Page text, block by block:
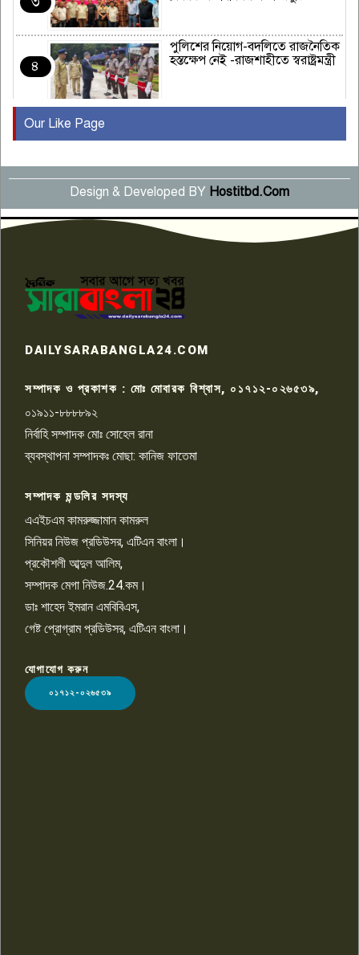
৪
পুলিশের নিয়োগ-বদলিতে রাজনৈতিক
হস্তক্ষেপ নেই -রাজশাহীতে স্বরাষ্ট্রমন্ত্রী
৫
বছর পূর্তি উদযাপন
৬
সংবাদ সম্মেলনে অভিযোগ অস্বীকার
উদ্দেশ্য প্রণোদিত সংবাদ প্রকাশের
প্রতিবাদ নাজির হাসানের
৭
কেটে ঘরে ঢুকে স্কুল শিক্ষিকাকে হত্যা
টয়লেটের ট্যাংকি থেকে লাশ উদ্ধার
রাজশাহীতে সন্ত্রাসী হামলায় গুরুতর
৯
চাঁদাবাজি ও হয়রানির অভিযোগ
১০
Our Like Page
Design & Developed BY Hostitbd.Com
LOGO
DAILYSARABANGLA24.COM
সম্পাদক ও প্রকাশক : মোঃ মোবারক বিশ্বাস, ০১৭১২-০২৬৫৩৯,
০১৯১১-৮৮৮৮৯২
নির্বাহি সম্পাদক মোঃ সোহেল রানা
ব্যবস্থাপনা সম্পাদকঃ মোছা: কানিজ ফাতেমা
সম্পাদক মন্ডলির সদস্য
এএইচএম কামরুজ্জামান কামরুল
সিনিয়র নিউজ প্রডিউসর, এটিএন বাংলা।
প্রকৌশলী আব্দুল আলিম,
সম্পাদক মেগা নিউজ.24.কম।
ডাঃ শাহেদ ইমরান এমবিবিএস,
গেষ্ট প্রোগ্রাম প্রডিউসর, এটিএন বাংলা।
যোগাযোগ করুন
০১৭১২-০২৬৫৩৯